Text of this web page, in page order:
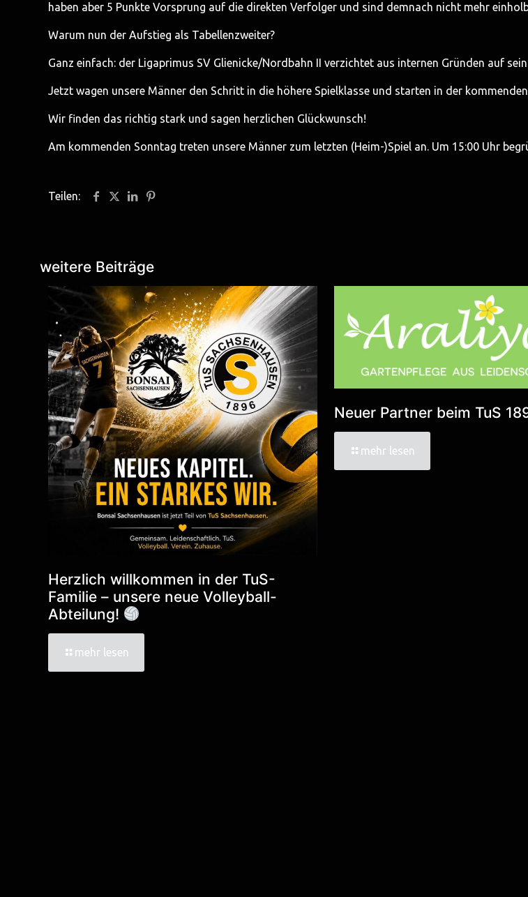
haben aber 5 Punkte Vorsprung auf die direkten Verfolger und sind demnach nicht mehr
Warum nun der Aufstieg als Tabellenzweiter?
Ganz einfach: der Ligaprimus SV Glienicke/Nordbahn II verzichtet aus internen Gründen auf
Jetzt wagen unsere Männer den Schritt in die höhere Spielklasse und starten in der
Wir finden das richtig stark und sagen herzlichen Glückwunsch!
Am kommenden Sonntag treten unsere Männer zum letzten (Heim-)Spiel an. Um 15:00 Uhr
Teilen:
weitere Beiträge
Herzlich willkommen in der TuS-
Familie – unsere neue Volleyball-
Abteilung!
mehr lesen
Neuer Partner beim TuS
mehr lesen